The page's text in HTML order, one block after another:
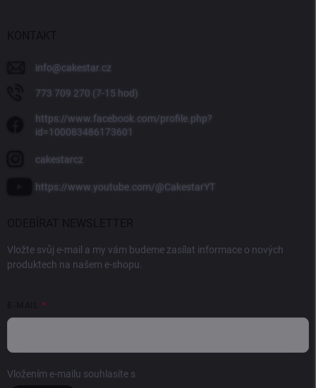
info@cakestar.cz
773 709 270 (7-15 hod)
https://www.facebook.com/profile.php?
id=100083486173601
cakestarcz
https://www.youtube.com/@CakestarYT
Vložte svůj e-mail a my vám budeme zasílat informace o nových
produktech na našem e-shopu.
Vložením e-mailu souhlasíte s